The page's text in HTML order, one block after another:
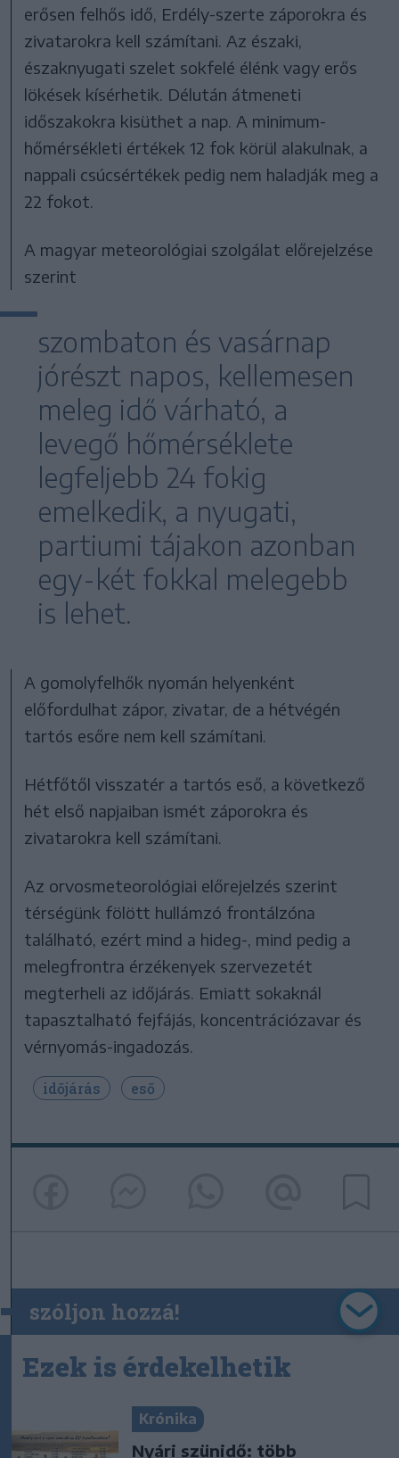
erősen felhős idő, Erdély-szerte záporokra és
zivatarokra kell számítani. Az északi,
északnyugati szelet sokfelé élénk vagy erős
lökések kísérhetik. Délután átmeneti
időszakokra kisüthet a nap. A minimum-
hőmérsékleti értékek 12 fok körül alakulnak, a
nappali csúcsértékek pedig nem haladják meg a
22 fokot.
A magyar meteorológiai szolgálat előrejelzése
szerint
szombaton és vasárnap
jórészt napos, kellemesen
meleg idő várható, a
levegő hőmérséklete
legfeljebb 24 fokig
emelkedik, a nyugati,
partiumi tájakon azonban
egy-két fokkal melegebb
is lehet.
A gomolyfelhők nyomán helyenként
előfordulhat zápor, zivatar, de a hétvégén
tartós esőre nem kell számítani.
Hétfőtől visszatér a tartós eső, a következő
hét első napjaiban ismét záporokra és
zivatarokra kell számítani.
Az orvosmeteorológiai előrejelzés szerint
térségünk fölött hullámzó frontálzóna
található, ezért mind a hideg-, mind pedig a
melegfrontra érzékenyek szervezetét
megterheli az időjárás. Emiatt sokaknál
tapasztalható fejfájás, koncentrációzavar és
vérnyomás-ingadozás.
időjárás eső
szóljon hozzá!
Ezek is érdekelhetik
Krónika
Nyári szünidő: több